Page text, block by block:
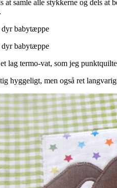
at samle alle stykkerne og dels
lag termo-vat, som jeg
hyggeligt, men også ret